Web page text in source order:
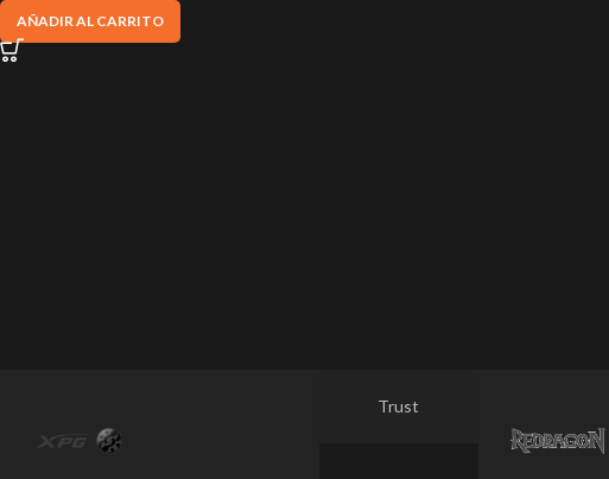
AÑADIR AL CARRITO
Trust